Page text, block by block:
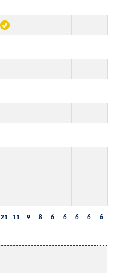
21 11 9 8 6 6 6 6 6